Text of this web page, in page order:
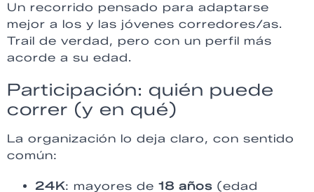
Un recorrido pensado para adaptarse
mejor a los y las jóvenes corredores/as.
Trail de verdad, pero con un perfil más
acorde a su edad.
Participación: quién puede
correr (y en qué)
La organización lo deja claro, con sentido
común:
24K: mayores de 18 años (edad